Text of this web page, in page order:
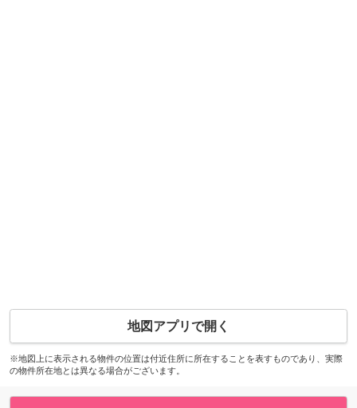
地図アプリで開く
※地図上に表示される物件の位置は付近住所に所在することを表すものであり、実際
の物件所在地とは異なる場合がございます。